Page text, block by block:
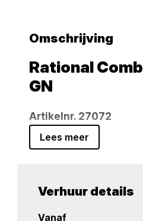
Omschrijving
Rational
GN
Artikelnr. 27072
Zeer krachtige
horeca, catering en
Lees meer
Verhuur details
Vanaf